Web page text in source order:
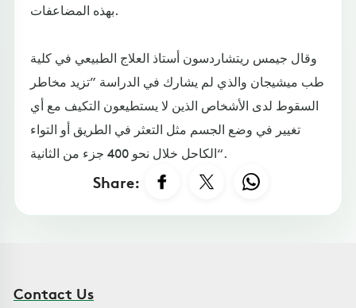
بهذه المضاعفات.
وقال جيمس ريتشاردسون أستاذ العلاج الطبيعي في كلية
طب ميشيجان والذي لم يشارك في الدراسة ”تزيد مخاطر
السقوط لدى الأشخاص الذين لا يستطيعون التكيف مع أي
تغيير في وضع الجسم مثل التعثر في الطريق أو التواء
الكاحل خلال نحو 400 جزء من الثانية“.
Share:
Contact Us